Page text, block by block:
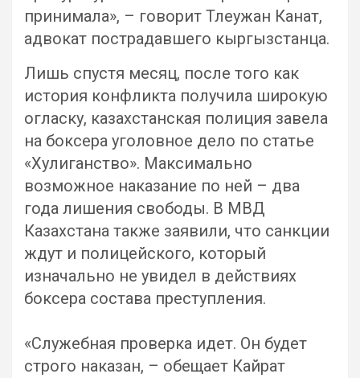
принимала», – говорит Тлеужан Канат,
адвокат пострадавшего кыргызстанца.
Лишь спустя месяц, после того как
история конфликта получила широкую
огласку, казахстанская полиция завела
на боксера уголовное дело по статье
«Хулиганство». Максимально
возможное наказание по ней – два
года лишения свободы. В МВД
Казахстана также заявили, что санкции
ждут и полицейского, который
изначально не увидел в действиях
боксера состава преступления.
«Служебная проверка идет. Он будет
строго наказан, – ​обещает Кайрат